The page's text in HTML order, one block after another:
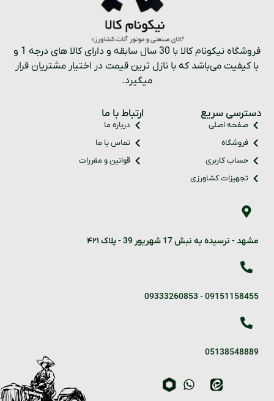
فروشگاه نیکونام کالا با 30 سال سابقه و دارای کالا های درجه 1 و
با کیفیت می‌باشد که با نازل ترین قیمت در اختیار مشتریان قرار
میگیرد.
دسترسی سریع
صفحه اصلی
فروشگاه
حساب کاربری
تجهیزات کشاورزی
ارتباط با ما
درباره ما
تماس با ما
قوانین و مقررات
مشهد - نرسیده به نبش 17 شهریور 39 - پلاک ۴۲۱
09151158455
-
09333260853
05138548889